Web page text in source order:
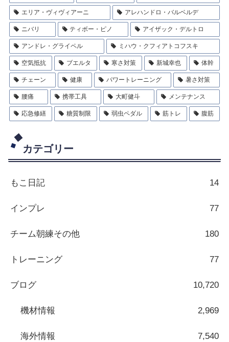
エリア・ヴィヴィアーニ アレハンドロ・バルベルデ
ニバリ ティボー・ピノ アイザック・デルトロ
アンドレ・グライペル ミハウ・クフィアトコフスキ
空気抵抗 ブエルタ 寒さ対策 新城幸也 体幹
チェーン 健康 パワートレーニング 暑さ対策
腰痛 携帯工具 大町健斗 メンテナンス
応急修繕 糖質制限 弱虫ペダル 筋トレ 腹筋
カテゴリー
もこ日記 14
インプレ 77
チーム朝練その他 180
トレーニング 77
ブログ 10,720
機材情報 2,969
海外情報 7,540